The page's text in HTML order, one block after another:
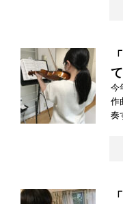
今
作
奏